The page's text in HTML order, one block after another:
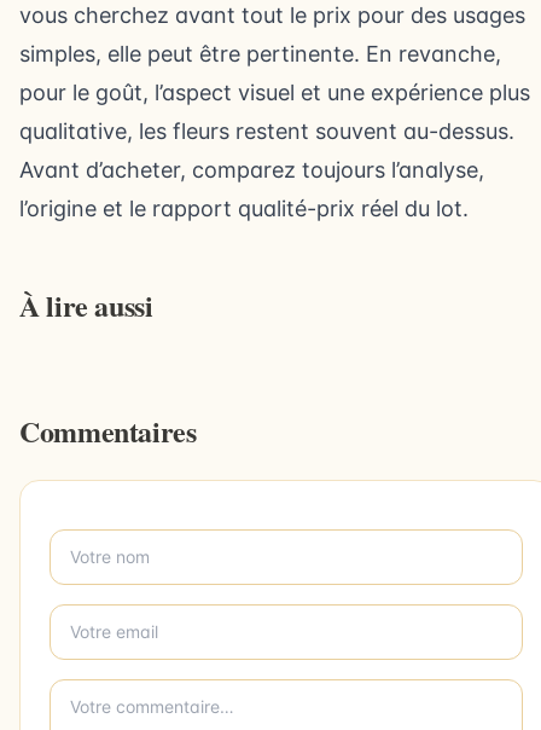
vous cherchez avant tout le prix pour des usages
simples, elle peut être pertinente. En revanche,
pour le goût, l’aspect visuel et une expérience plus
qualitative, les fleurs restent souvent au-dessus.
Avant d’acheter, comparez toujours l’analyse,
l’origine et le rapport qualité-prix réel du lot.
À lire aussi
Commentaires